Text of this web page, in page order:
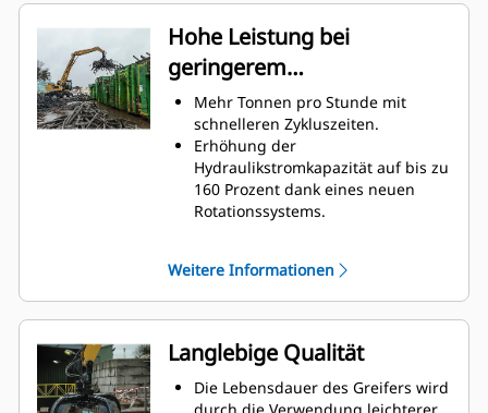
Hohe Leistung bei
geringerem
Kraftstoffverbrauch
Mehr Tonnen pro Stunde mit
schnelleren Zykluszeiten.
Erhöhung der
Hydraulikstromkapazität auf bis zu
160 Prozent dank eines neuen
Rotationssystems.
200 Prozent dank einer
verfeinerten Krümmung der
Spitze.
Cat-Maschinen sind mit optimalen
Leistungseinstellungen für Ihren
Greifer vorprogrammiert, um die
Kopplung und Effizienz von
Weitere Informationen
Langlebige Qualität
Die Lebensdauer des Greifers wird